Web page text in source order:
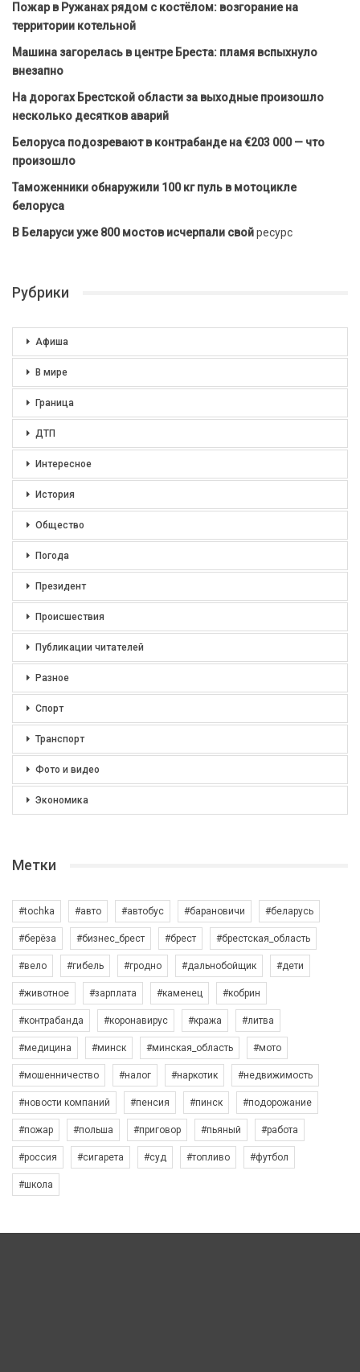
Пожар в Ружанах рядом с костёлом: возгорание на
территории котельной
Машина загорелась в центре Бреста: пламя вспыхнуло
внезапно
На дорогах Брестской области за выходные произошло
несколько десятков аварий
Белоруса подозревают в контрабанде на €203 000 — что
произошло
Таможенники обнаружили 100 кг пуль в мотоцикле
белоруса
В Беларуси уже 800 мостов исчерпали свойресурс
Рубрики
Афиша
В мире
Граница
ДТП
Интересное
История
Общество
Погода
Президент
Происшествия
Публикации читателей
Разное
Спорт
Транспорт
Фото и видео
Экономика
Метки
#tochka #авто #автобус #барановичи #беларусь
#берёза #бизнес_брест #брест #брестская_область
#вело #гибель #гродно #дальнобойщик #дети
#животное #зарплата #каменец #кобрин
#контрабанда #коронавирус #кража #литва
#медицина #минск #минская_область #мото
#мошенничество #налог #наркотик #недвижимость
#новости компаний #пенсия #пинск #подорожание
#пожар #польша #приговор #пьяный #работа
#россия #сигарета #суд #топливо #футбол
#школа